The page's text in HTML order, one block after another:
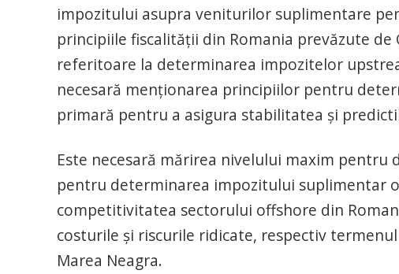
impozitului asupra veniturilor suplimentare
principiile fiscalității din Romania prevăzute
referitoare la determinarea impozitelor
necesară menționarea principiilor pentru
primară pentru a asigura stabilitatea și
Este necesară mărirea nivelului maxim
pentru determinarea impozitului suplimentar
competitivitatea sectorului offshore din
costurile și riscurile ridicate, respectiv
Marea Neagra.